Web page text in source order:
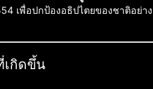
เพื่อปกป้องอธิปไตยของชาติอย่าง
เกิดขึ้น